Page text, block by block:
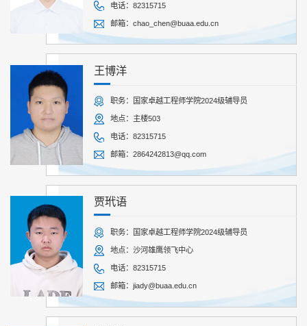
电话：82315715
邮箱：chao_chen@buaa.edu.cn
王博洋
职务：国家卓越工程师学院2024级辅导员
地点：主楼503
电话：82315715
邮箱：2864242813@qq.com
贾玳语
职务：国家卓越工程师学院2024级辅导员
地点：沙河雄鹰领飞中心
电话：82315715
邮箱：jiady@buaa.edu.cn